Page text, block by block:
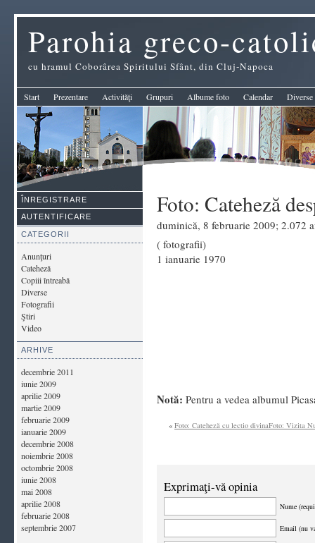
Parohia greco-
cu hramul Coborârea Spiritului Sfânt, din Cluj-Napoca
Start Prezentare Activităţi Grupuri Albume foto Calendar Diverse
ÎNREGISTRARE
AUTENTIFICARE
CATEGORII
Anunţuri
Cateheză
Copiii întreabă
Diverse
Fotografii
Ştiri
Video
ARHIVE
decembrie 2011
iunie 2009
aprilie 2009
martie 2009
februarie 2009
ianuarie 2009
decembrie 2008
noiembrie 2008
octombrie 2008
iunie 2008
mai 2008
aprilie 2008
februarie 2008
septembrie 2007
Foto: Cateheză
duminică, 8 februarie 2009; 2.072
( fotografii)
1 ianuarie 1970
Notă: Pentru a vedea albumul
« Foto: Cateheză cu lectio divinaFoto: Vizita
Exprimaţi-vă opinia
Nume
Email (nu